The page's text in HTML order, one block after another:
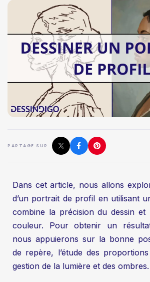
PARTAGE SUR :
Dans cet article, nous allons
d’un portrait de profil en utilisant
combine la précision du dessin et
couleur. Pour obtenir un
nous appuierons sur la bonne
de repère, l’étude des
gestion de la lumière et des ombres.